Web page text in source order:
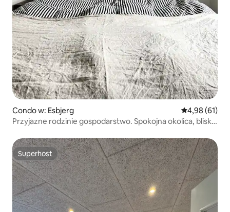
Condo w: Esbjerg Średnia
4,98 (61)
Przyjazne rodzinie gospodarstwo. Spokojna okolica, blisko
Superhost
Superhost